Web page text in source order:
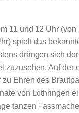
11 und 12 Uhr (von
spielt das
drängen sich
zuzusehen. Auf der
zu Ehren des
von Lothringen
tanzen